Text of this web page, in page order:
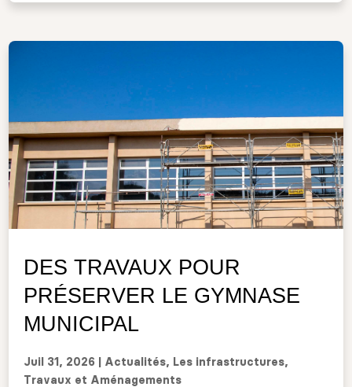
DES TRAVAUX POUR
PRÉSERVER LE GYMNASE
MUNICIPAL
Juil 31, 2026 Actualités, Les infrastructures,
Travaux et Aménagements